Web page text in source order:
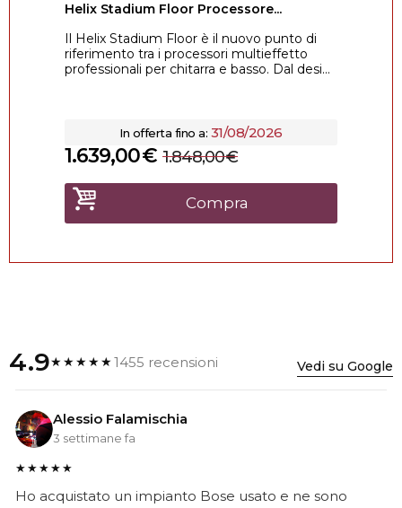
Helix Stadium Floor Processore...
Il Helix Stadium Floor è il nuovo punto di
riferimento tra i processori multieffetto
professionali per chitarra e basso. Dal desi...
In offerta fino a: 31/08/2026
€
1.639,00 €
1.848,00
Compra
4.9★★★★★1455 recensioni Vedi su Google
Alessio Falamischia
3 settimane fa
★★★★★
Ho acquistato un impianto Bose usato e ne sono